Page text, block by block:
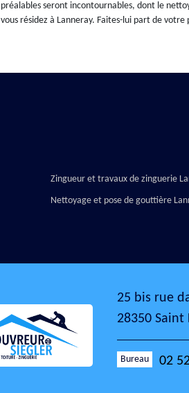
préalables seront incontournables, dont le
vous résidez à Lanneray. Faites-lui part de
Zingueur et travaux de zinguerie
Nettoyage et pose de gouttière
25 bis rue
28350 Saint
Bureau 02